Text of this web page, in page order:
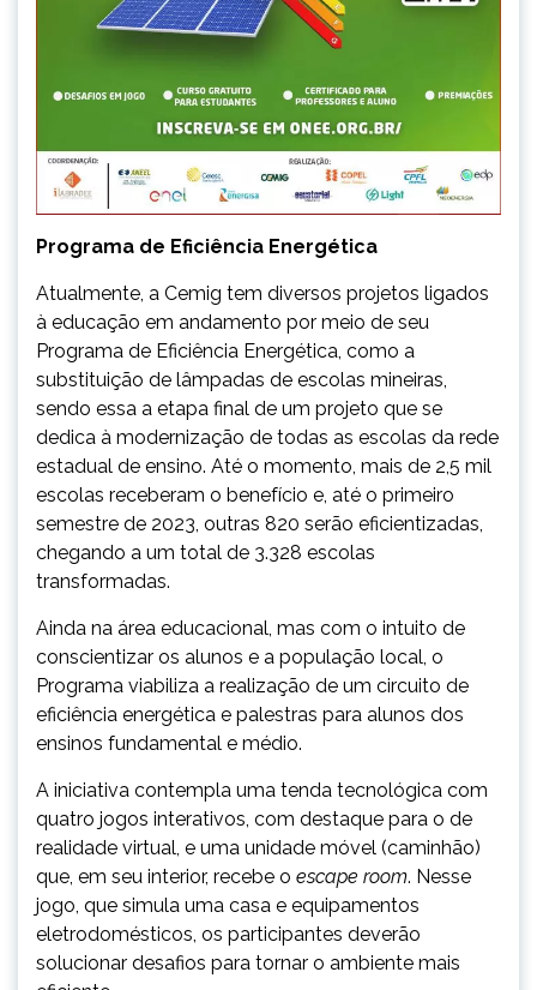
Programa de Eficiência Energética
Atualmente, a Cemig tem diversos projetos ligados
à educação em andamento por meio de seu
Programa de Eficiência Energética, como a
substituição de lâmpadas de escolas mineiras,
sendo essa a etapa final de um projeto que se
dedica à modernização de todas as escolas da rede
estadual de ensino. Até o momento, mais de 2,5 mil
escolas receberam o benefício e, até o primeiro
semestre de 2023, outras 820 serão eficientizadas,
chegando a um total de 3.328 escolas
transformadas.
Ainda na área educacional, mas com o intuito de
conscientizar os alunos e a população local, o
Programa viabiliza a realização de um circuito de
eficiência energética e palestras para alunos dos
ensinos fundamental e médio.
A iniciativa contempla uma tenda tecnológica com
quatro jogos interativos, com destaque para o de
realidade virtual, e uma unidade móvel (caminhão)
que, em seu interior, recebe o escape room. Nesse
jogo, que simula uma casa e equipamentos
eletrodomésticos, os participantes deverão
solucionar desafios para tornar o ambiente mais